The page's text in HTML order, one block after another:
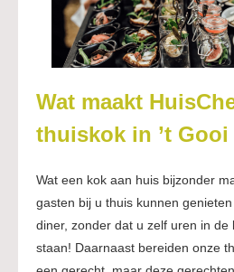
Wat maakt
thuiskok in ’t
Wat een kok aan huis bijzonder
gasten bij u thuis kunnen
diner, zonder dat u zelf uren in de
staan! Daarnaast bereiden onze